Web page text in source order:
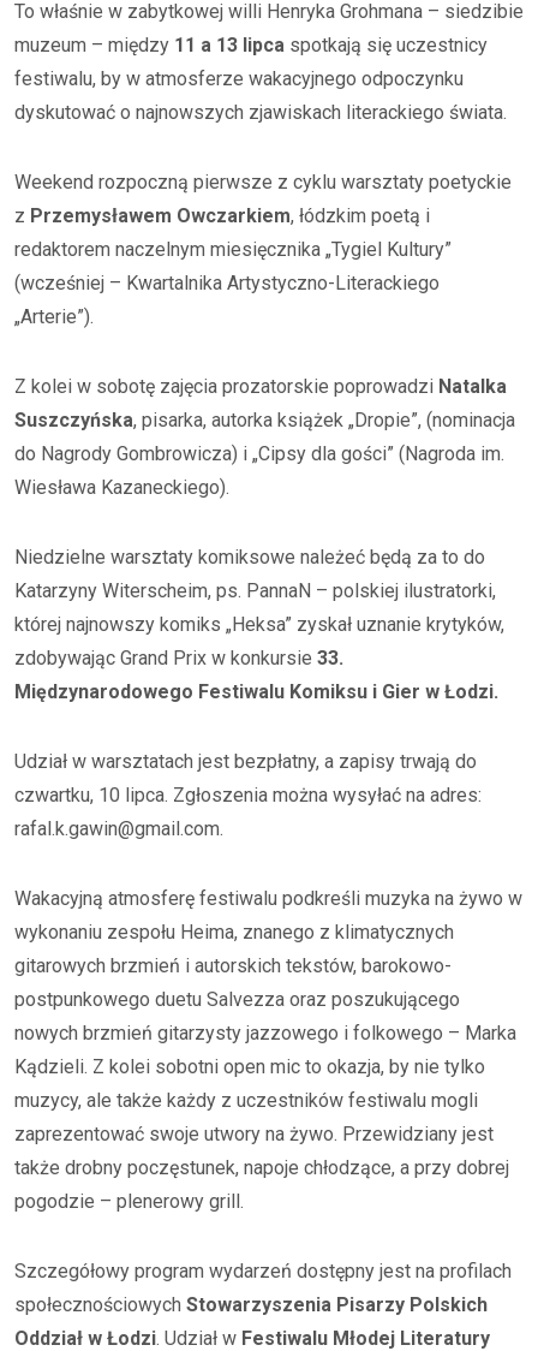
To właśnie w zabytkowej willi Henryka Grohmana – siedzibie
muzeum – między 11 a 13 lipca spotkają się uczestnicy
festiwalu, by w atmosferze wakacyjnego odpoczynku
dyskutować o najnowszych zjawiskach literackiego świata.
Weekend rozpoczną pierwsze z cyklu warsztaty poetyckie
z Przemysławem Owczarkiem, łódzkim poetą i
redaktorem naczelnym miesięcznika „Tygiel Kultury”
(wcześniej – Kwartalnika Artystyczno-Literackiego
„Arterie”).
Z kolei w sobotę zajęcia prozatorskie poprowadzi Natalka
Suszczyńska, pisarka, autorka książek „Dropie”, (nominacja
do Nagrody Gombrowicza) i „Cipsy dla gości” (Nagroda im.
Wiesława Kazaneckiego).
Niedzielne warsztaty komiksowe należeć będą za to do
Katarzyny Witerscheim, ps. PannaN – polskiej ilustratorki,
której najnowszy komiks „Heksa” zyskał uznanie krytyków,
zdobywając Grand Prix w konkursie 33.
Międzynarodowego Festiwalu Komiksu i Gier w Łodzi.
Udział w warsztatach jest bezpłatny, a zapisy trwają do
czwartku, 10 lipca. Zgłoszenia można wysyłać na adres:
rafal.k.gawin@gmail.com.
Wakacyjną atmosferę festiwalu podkreśli muzyka na żywo w
wykonaniu zespołu Heima, znanego z klimatycznych
gitarowych brzmień i autorskich tekstów, barokowo-
postpunkowego duetu Salvezza oraz poszukującego
nowych brzmień gitarzysty jazzowego i folkowego – Marka
Kądzieli. Z kolei sobotni open mic to okazja, by nie tylko
muzycy, ale także każdy z uczestników festiwalu mogli
zaprezentować swoje utwory na żywo. Przewidziany jest
także drobny poczęstunek, napoje chłodzące, a przy dobrej
pogodzie – plenerowy grill.
Szczegółowy program wydarzeń dostępny jest na profilach
społecznościowych Stowarzyszenia Pisarzy Polskich
Oddział w Łodzi. Udział w Festiwalu Młodej Literatury